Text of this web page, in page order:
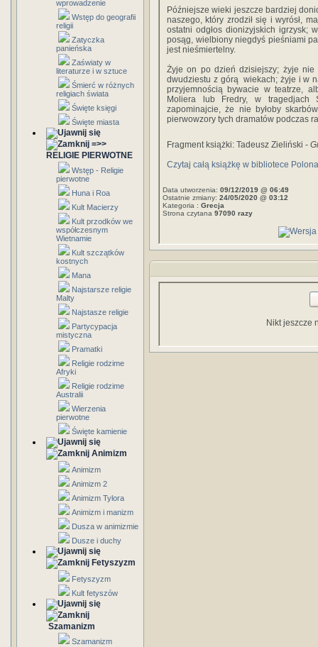
wprowadzenie
Wstęp do geografii
religii
Zatyczka
panieńska
Zaświaty w
literaturze i w sztuce
Śmierć w różnych
religiach świata
Święte księgi
Święte miasta
=>>
RELIGIE PIERWOTNE
Wstęp - Religie
pierwotne
Huna i Roa
Kult Macierzy
Kult przodków we
współczesnym
Wietnamie
Kult szczątków
kostnych
Mana
Najstarsze religie
Malty
Najstasze religie
Partycypacja
mistyczna
Pramatki
Religie rodzime
Afryki
Religie rodzime
Australii
Wierzenia
pierwotne
Święte kamienie
Animizm
Animizm
Animizm 2
Animizm Tylora
Animizm i manizm
Dusza w animizmie
Dusze i duchy
Fetyszyzm
Fetyszyzm
Kult fetyszów
Szamanizm
Szamanizm
Późniejsze wieki jeszcze bardziej
naszego, który zrodził się i wyrósł,
ostatni odgłos dionizyjskich igrzysk;
posąg, wielbiony niegdyś pieśniami
jest nieśmiertelny.
Żyje on po dzień dzisiejszy; żyje nie
dwudziestu z górą wiekach; żyje i w
przyjemnością bywacie w teatrze,
Moliera lub Fredry, w tragedjach
zapominajcie, że nie byłoby
pierwowzory tych dramatów podczas
Fragment książki: Tadeusz Zieliński -
Czytaj całą książkę w bibliotece Polona
Data utworzenia: 09/12/2019 @ 06:49
Ostatnie zmiany: 24/05/2020 @ 03:12
Kategoria : Grecja
Strona czytana 97090 razy
Nikt jeszcze